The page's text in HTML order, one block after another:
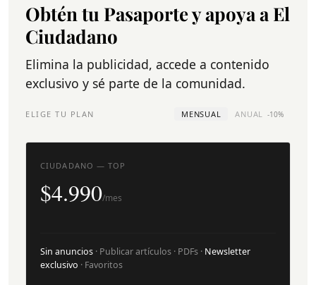
Obtén tu Pasaporte y apoya a El
Ciudadano
Elimina la publicidad, accede a contenido
exclusivo y sé parte de la comunidad.
ELIGE TU PLAN MENSUAL ANUAL -10%
CIUDADANO — TOP
$4.990/mes
Sin anuncios · Publicar artículos · PDFs · Newsletter
exclusivo · Favoritos